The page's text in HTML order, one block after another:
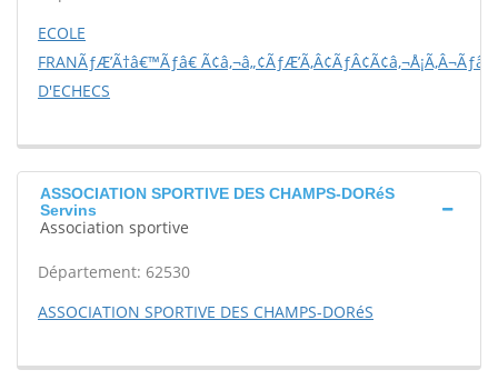
ECOLE
FRANÃƒÆ’Ã†â€™Ãƒâ€
D'ECHECS
ASSOCIATION SPORTIVE DES CHAMPS-DORéS
Servins
Association sportive
Département: 62530
ASSOCIATION SPORTIVE DES CHAMPS-DORéS